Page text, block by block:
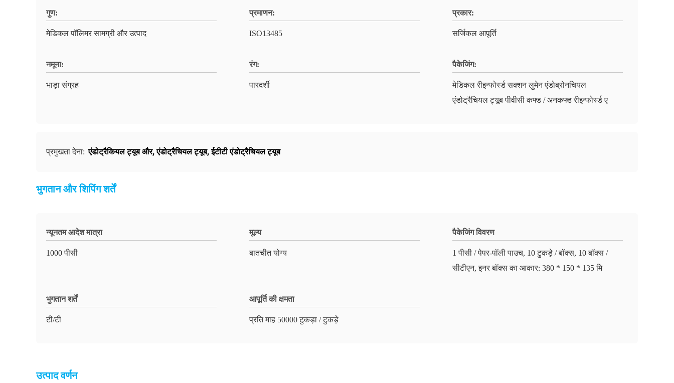
गुण:
मेडिकल पॉलिमर सामग्री और उत्पाद
प्रमाणन:
ISO13485
प्रकार:
सर्जिकल आपूर्ति
नमूना:
भाड़ा संग्रह
रंग:
पारदर्शी
पैकेजिंग:
मेडिकल रीइन्फोर्स्ड सक्शन लुमेन एंडोब्रोनचियल
एंडोट्रैचियल ट्यूब पीवीसी कफ्ड / अनकफ्ड रीइन्फोर्स्ड ए
प्रमुखता देना: एंडोट्रैकियल ट्यूब और,एंडोट्रैचियल ट्यूब,ईटीटी एंडोट्रैचियल ट्यूब
भुगतान और शिपिंग शर्तें
न्यूनतम आदेश मात्रा
1000 पीसी
मूल्य
बातचीत योग्य
पैकेजिंग विवरण
1 पीसी / पेपर-पॉली पाउच, 10 टुकड़े / बॉक्स, 10 बॉक्स /
सीटीएन, इनर बॉक्स का आकार: 380 * 150 * 135 मि
भुगतान शर्तें
टी/टी
आपूर्ति की क्षमता
प्रति माह 50000 टुकड़ा / टुकड़े
उत्पाद वर्णन